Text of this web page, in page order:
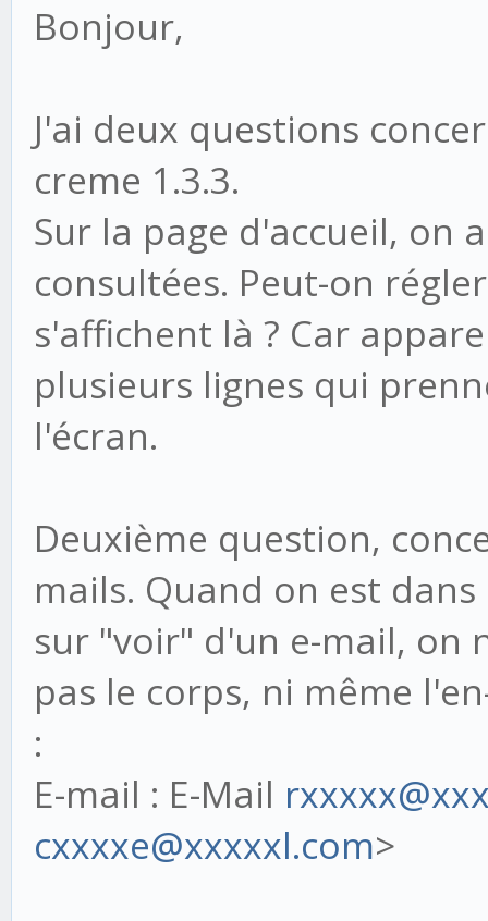
Bonjour,
J'ai deux questions
creme 1.3.3.
Sur la page d'accueil, on
consultées. Peut-on
s'affichent là ? Car
plusieurs lignes qui
l'écran.
Deuxième question,
mails. Quand on est
sur "voir" d'un e-mail, on
pas le corps, ni même
:
E-mail : E-Mail
cxxxxe@xxxxxl.com>